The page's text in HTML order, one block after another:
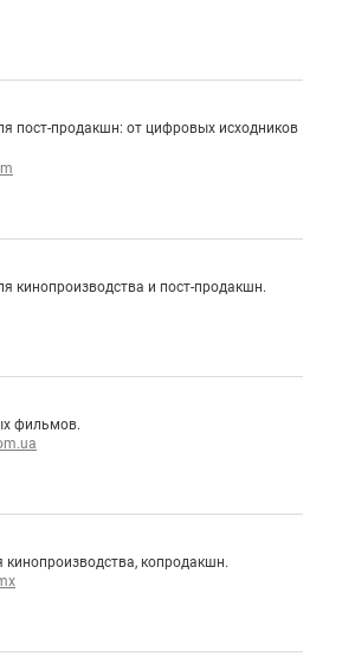
пост-продакшн: от цифровых исходников
кинопроизводства и пост-продакшн.
фильмов.
кинопроизводства, копродакшн.